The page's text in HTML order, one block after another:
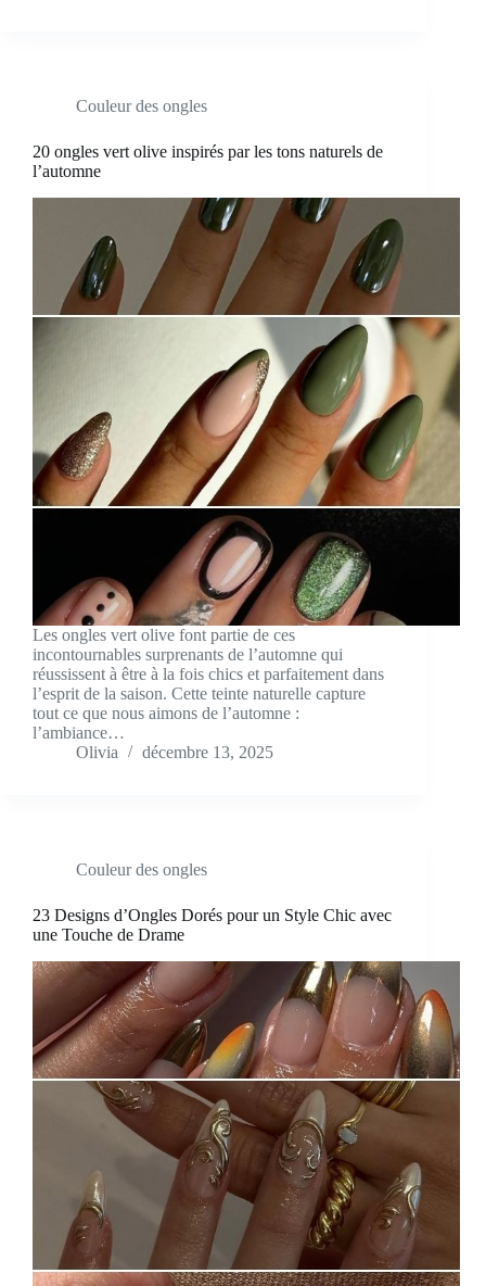
Couleur des ongles
20 ongles vert olive inspirés par les tons naturels de
l’automne
Les ongles vert olive font partie de ces
incontournables surprenants de l’automne qui
réussissent à être à la fois chics et parfaitement dans
l’esprit de la saison. Cette teinte naturelle capture
tout ce que nous aimons de l’automne :
l’ambiance…
Olivia
décembre 13, 2025
Couleur des ongles
23 Designs d’Ongles Dorés pour un Style Chic avec
une Touche de Drame